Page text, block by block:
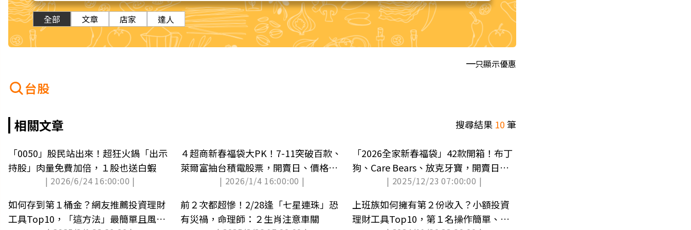
全部 文章 店家 達人
只顯示優惠
台股
相關文章 搜尋結果 10筆
「0050」股民站出來！超狂火鍋「出示
持股」肉量免費加倍，１股也送白蝦
| 2026/6/24 16:00:00 |
４超商新春福袋大PK！7-11突破百款、
萊爾富抽台積電股票，開賣日、價格款
| 2026/1/4 16:00:00 |
「2026全家新春福袋」42款開箱！布丁
狗、Care Bears、放克牙寶，開賣日、
| 2025/12/23 07:00:00 |
如何存到第１桶金？網友推薦投資理財
工具Top10，「這方法」最簡單且風險
前２次都超慘！2/28逢「七星連珠」恐
有災禍，命理師：２生肖注意車關
上班族如何擁有第２份收入？小額投資
理財工具Top10，第１名操作簡單、門